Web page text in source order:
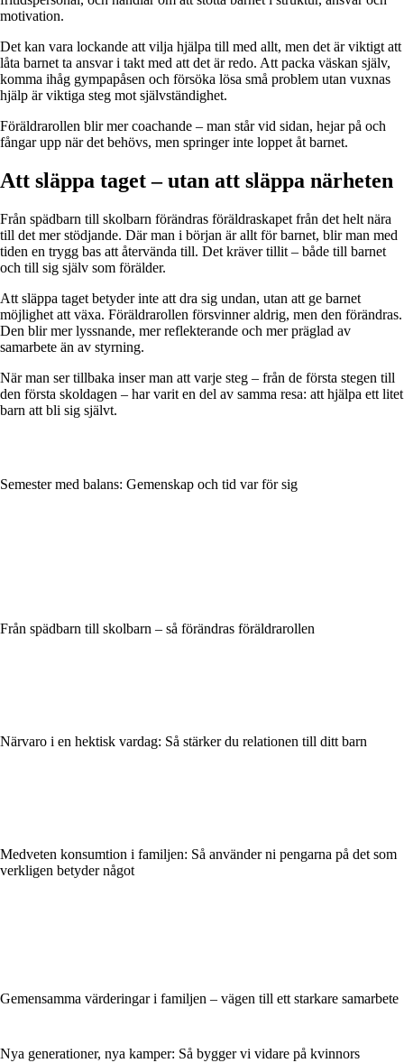
motivation.
Det kan vara lockande att vilja hjälpa till med allt, men det är viktigt att
låta barnet ta ansvar i takt med att det är redo. Att packa väskan själv,
komma ihåg gympapåsen och försöka lösa små problem utan vuxnas
hjälp är viktiga steg mot självständighet.
Föräldrarollen blir mer coachande – man står vid sidan, hejar på och
fångar upp när det behövs, men springer inte loppet åt barnet.
Att släppa taget – utan att släppa närheten
Från spädbarn till skolbarn förändras föräldraskapet från det helt nära
till det mer stödjande. Där man i början är allt för barnet, blir man med
tiden en trygg bas att återvända till. Det kräver tillit – både till barnet
och till sig själv som förälder.
Att släppa taget betyder inte att dra sig undan, utan att ge barnet
möjlighet att växa. Föräldrarollen försvinner aldrig, men den förändras.
Den blir mer lyssnande, mer reflekterande och mer präglad av
samarbete än av styrning.
När man ser tillbaka inser man att varje steg – från de första stegen till
den första skoldagen – har varit en del av samma resa: att hjälpa ett litet
barn att bli sig självt.
Semester med balans: Gemenskap och tid var för sig
Från spädbarn till skolbarn – så förändras föräldrarollen
Närvaro i en hektisk vardag: Så stärker du relationen till ditt barn
Medveten konsumtion i familjen: Så använder ni pengarna på det som
verkligen betyder något
Gemensamma värderingar i familjen – vägen till ett starkare samarbete
Nya generationer, nya kamper: Så bygger vi vidare på kvinnors